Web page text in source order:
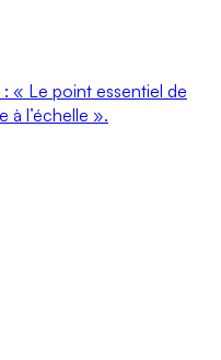
« Le point essentiel de
à l’échelle ».